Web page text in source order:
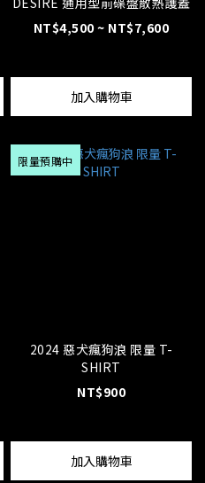
NT$4,500 ~ NT$7,600
加入購物車
限量預購中
2024 惡犬瘋狗浪 限量 T-
SHIRT
NT$900
加入購物車